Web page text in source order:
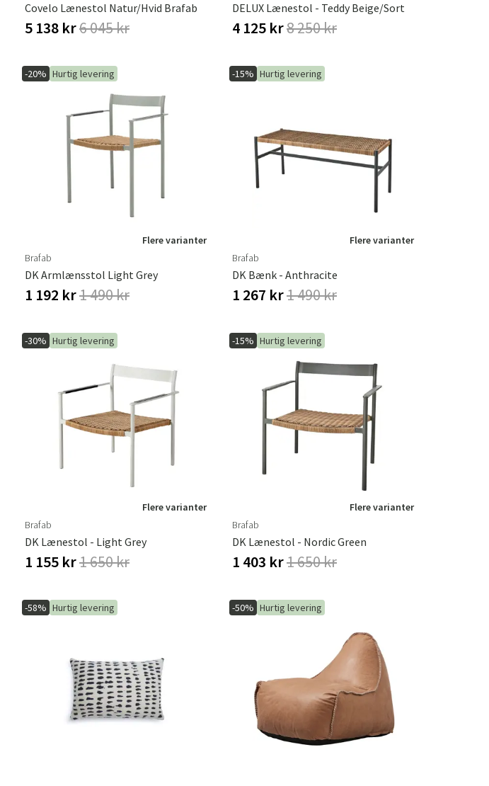
Danmark
Covelo Lænestol Natur/Hvid Brafab
5 138 kr6 045 kr
DELUX Lænestol - Teddy Beige/Sort
4 125 kr8 250 kr
-20% Hurtig levering
Flere varianter
Brafab
DK Armlænsstol Light Grey
1 192 kr1 490 kr
-15% Hurtig levering
Flere varianter
Brafab
DK Bænk - Anthracite
1 267 kr1 490 kr
-30% Hurtig levering
Flere varianter
Brafab
DK Lænestol - Light Grey
1 155 kr1 650 kr
-15% Hurtig levering
Flere varianter
Brafab
DK Lænestol - Nordic Green
1 403 kr1 650 kr
-58% Hurtig levering -50% Hurtig levering